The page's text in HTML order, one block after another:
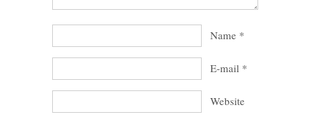
Name *
E-mail *
Website